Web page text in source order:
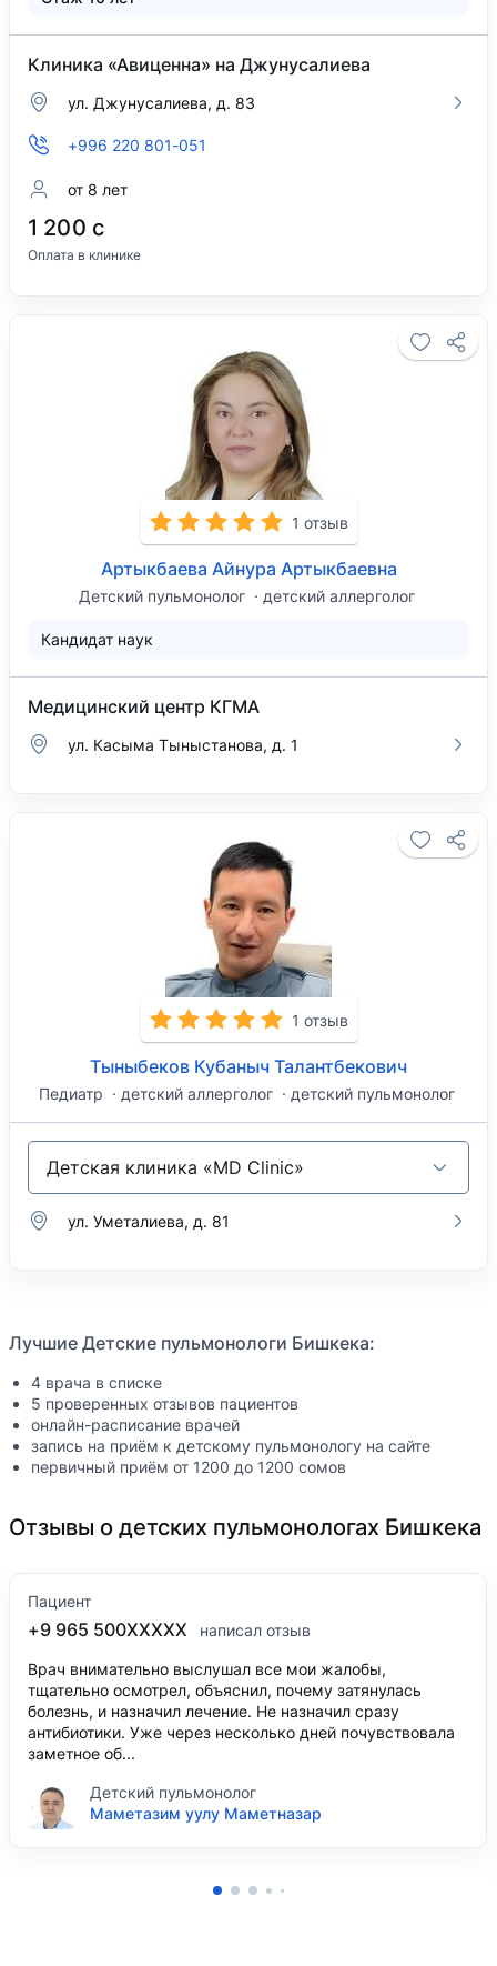
Клиника «Авиценна» на Джунусалиева
ул. Джунусалиева, д. 83
+996 220 801-051
от 8 лет
1 200 с
Оплата в клинике
1 отзыв
Артыкбаева Айнура Артыкбаевна
Детский пульмонолог детский аллерголог
Кандидат наук
Медицинский центр КГМА
​ул. Касыма Тыныстанова, д. 1
1 отзыв
Тыныбеков Кубаныч Талантбекович
Педиатр детский аллерголог детский пульмонолог
Детская клиника «MD Clinic»
ул. Уметалиева, д. 81
Лучшие Детские пульмонологи Бишкека:
4 врача в списке
5 проверенных отзывов пациентов
онлайн-расписание врачей
запись на приём к детскому пульмонологу на сайте
первичный приём от 1200 до 1200 сомов
Отзывы о детских пульмонологах Бишкека
Пациент
+9 965 500XXXXX написал отзыв
Врач внимательно выслушал все мои жалобы,
тщательно осмотрел, объяснил, почему затянулась
болезнь, и назначил лечение. Не назначил сразу
антибиотики. Уже через несколько дней почувствовала
заметное об...
Детский пульмонолог
Маметазим уулу Маметназар